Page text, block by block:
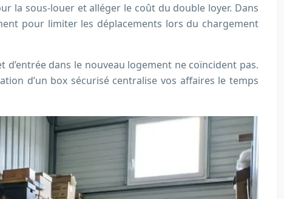
la sous-louer et alléger le coût du double loyer. Dans
pour limiter les déplacements lors du chargement
dans le nouveau logement ne coïncident pas.
d’un box sécurisé centralise vos affaires le temps